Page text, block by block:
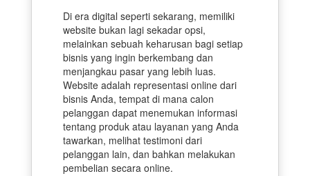
Di era digital seperti sekarang, memiliki
website bukan lagi sekadar opsi,
melainkan sebuah keharusan bagi setiap
bisnis yang ingin berkembang dan
menjangkau pasar yang lebih luas.
Website adalah representasi online dari
bisnis Anda, tempat di mana calon
pelanggan dapat menemukan informasi
tentang produk atau layanan yang Anda
tawarkan, melihat testimoni dari
pelanggan lain, dan bahkan melakukan
pembelian secara online.